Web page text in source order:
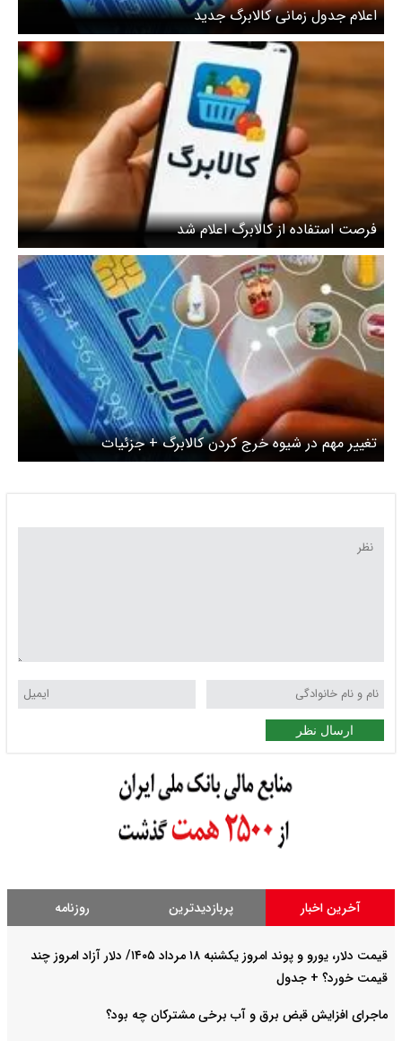
اعلام جدول زمانی کالابرگ جدید
فرصت استفاده از کالابرگ اعلام شد
تغییر مهم در شیوه خرج کردن کالابرگ + جزئیات
ارسال نظر
آخرین اخبار پربازدیدترین روزنامه
قیمت دلار، یورو و پوند امروز یکشنبه ۱۸ مرداد ۱۴۰۵/ دلار آزاد امروز چند
قیمت خورد؟ + جدول
ماجرای افزایش قبض برق و آب برخی مشترکان چه بود؟